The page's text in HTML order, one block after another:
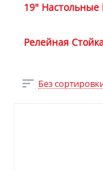
19"
Релейная
Без